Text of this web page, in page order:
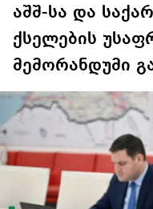
აშშ-სა და
ქსელების
მემორანდუმი